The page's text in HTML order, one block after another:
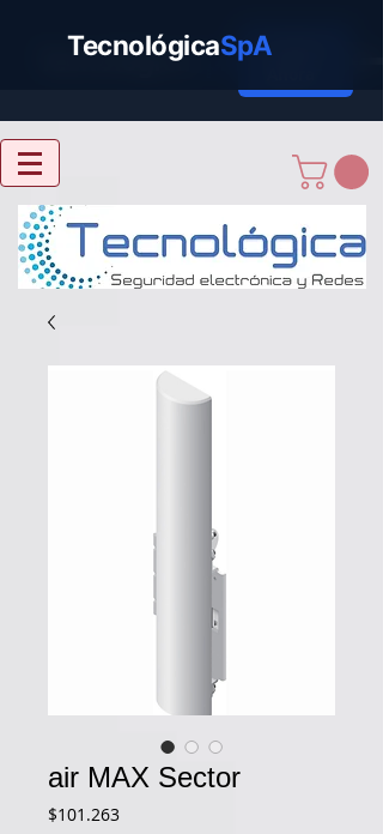
air MAX Sector
$101.263Precio
TecnológicaSpA
Cotizar
TecnológicaSpA